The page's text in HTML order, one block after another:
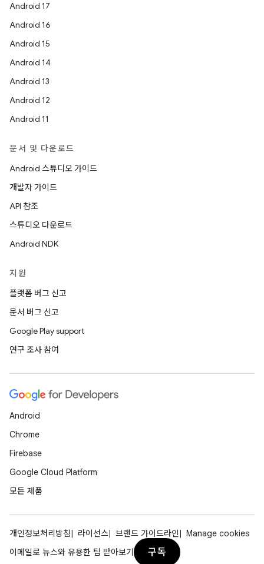
Android 17
Android 16
Android 15
Android 14
Android 13
Android 12
Android 11
문서 및 다운로드
Android 스튜디오 가이드
개발자 가이드
API 참조
스튜디오 다운로드
Android NDK
지원
플랫폼 버그 신고
문서 버그 신고
Google Play support
연구 조사 참여
Android
Chrome
Firebase
Google Cloud Platform
모든 제품
개인정보처리방침 라이선스 브랜드 가이드라인
Manage cookies
이메일로 뉴스와 유용한 팁 받아보기
구독